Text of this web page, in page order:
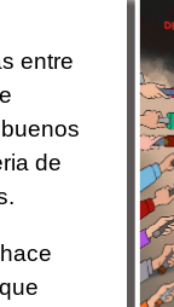
entre
de